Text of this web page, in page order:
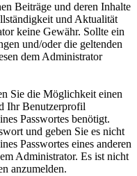
Beiträge und deren Inhalte
und Aktualität
keine Gewähr. Sollte ein
und/oder die geltenden
dem Administrator
Sie die Möglichkeit einen
Ihr Benutzerprofil
Passwortes benötigt.
und geben Sie es nicht
Passwortes eines anderen
Administrator. Es ist nicht
anzumelden.